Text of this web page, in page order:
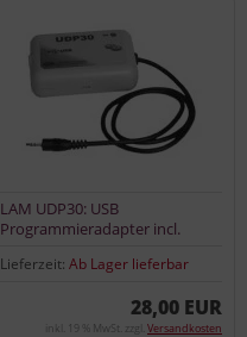
LAM UDP30: USB
Programmieradapter incl.
Lieferzeit: Ab Lager lieferbar
28,00 EUR
inkl. 19 % MwSt. zzgl. Versandkosten